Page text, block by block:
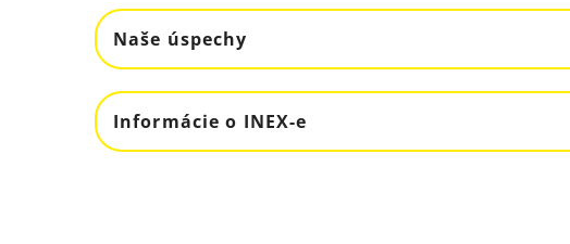
Naše úspechy
Informácie o INEX-e